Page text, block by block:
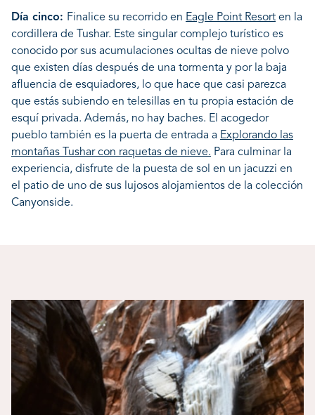
Día cinco: Finalice su recorrido en Eagle Point Resort en la
cordillera de Tushar. Este singular complejo turístico es
conocido por sus acumulaciones ocultas de nieve polvo
que existen días después de una tormenta y por la baja
afluencia de esquiadores, lo que hace que casi parezca
que estás subiendo en telesillas en tu propia estación de
esquí privada. Además, no hay baches. El acogedor
pueblo también es la puerta de entrada a Explorando las
montañas Tushar con raquetas de nieve. Para culminar la
experiencia, disfrute de la puesta de sol en un jacuzzi en
el patio de uno de sus lujosos alojamientos de la colección
Canyonside.